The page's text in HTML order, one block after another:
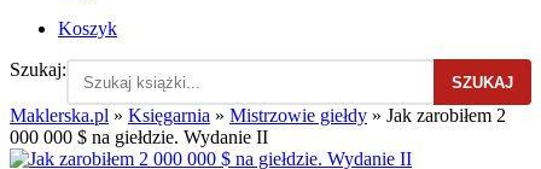
Koszyk
Szukaj:
SZUKAJ
Maklerska.pl » Księgarnia » Mistrzowie giełdy » Jak zarobiłem 2
000 000 $ na giełdzie. Wydanie II